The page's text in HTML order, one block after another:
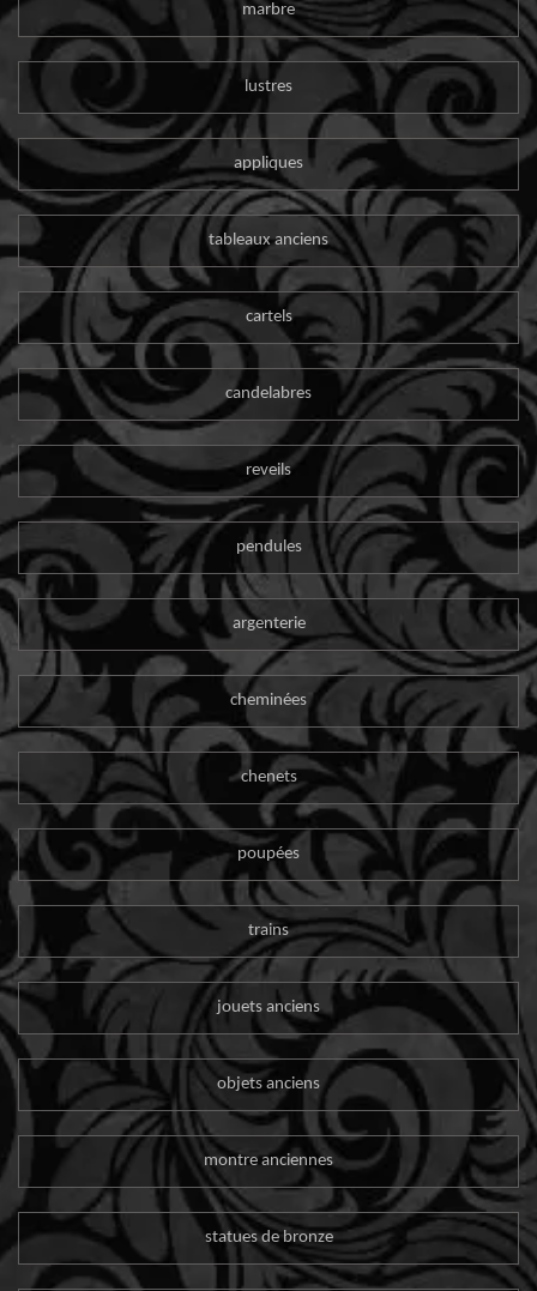
marbre
lustres
appliques
tableaux anciens
cartels
candelabres
reveils
pendules
argenterie
cheminées
chenets
poupées
trains
jouets anciens
objets anciens
montre anciennes
statues de bronze